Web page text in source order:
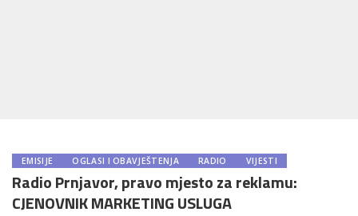
EMISIJE OGLASI I OBAVJEŠTENJA RADIO VIJESTI
Radio Prnjavor, pravo mjesto za reklamu:
CJENOVNIK MARKETING USLUGA